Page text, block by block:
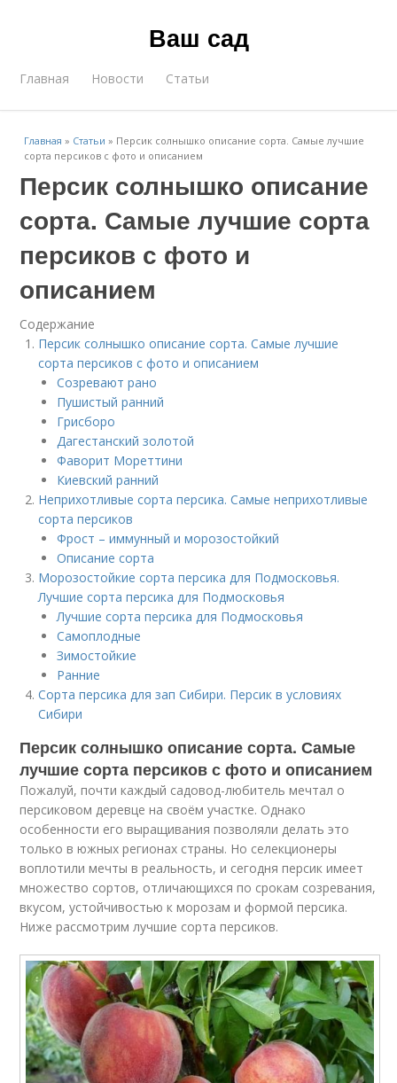
Ваш сад
Главная Новости Статьи
Главная » Статьи » Персик солнышко описание сорта. Самые лучшие
сорта персиков с фото и описанием
Персик солнышко описание
сорта. Самые лучшие сорта
персиков с фото и
описанием
Содержание
Персик солнышко описание сорта. Самые лучшие
сорта персиков с фото и описанием
Созревают рано
Пушистый ранний
Грисборо
Дагестанский золотой
Фаворит Мореттини
Киевский ранний
Неприхотливые сорта персика. Самые неприхотливые
сорта персиков
Фрост – иммунный и морозостойкий
Описание сорта
Морозостойкие сорта персика для Подмосковья.
Лучшие сорта персика для Подмосковья
Лучшие сорта персика для Подмосковья
Самоплодные
Зимостойкие
Ранние
Сорта персика для зап Сибири. Персик в условиях
Сибири
Персик солнышко описание сорта. Самые
лучшие сорта персиков с фото и описанием
Пожалуй, почти каждый садовод-любитель мечтал о
персиковом деревце на своём участке. Однако
особенности его выращивания позволяли делать это
только в южных регионах страны. Но селекционеры
воплотили мечты в реальность, и сегодня персик имеет
множество сортов, отличающихся по срокам созревания,
вкусом, устойчивостью к морозам и формой персика.
Ниже рассмотрим лучшие сорта персиков.